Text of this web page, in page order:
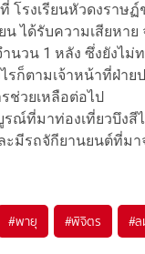
รงเรียนหัวดงราษ
น ได้รับความเสียห
นวน 1 หลัง ซึ่งยังไ
รก็ตามเจ้าหน้าที่ฝ่า
ช่วยเหลือต่อไป
รณ์ที่มาท่องเที่ยวบึง
ะมีรถจักียานยนต์ที่ม
#พายุ #พิจิตร #ล